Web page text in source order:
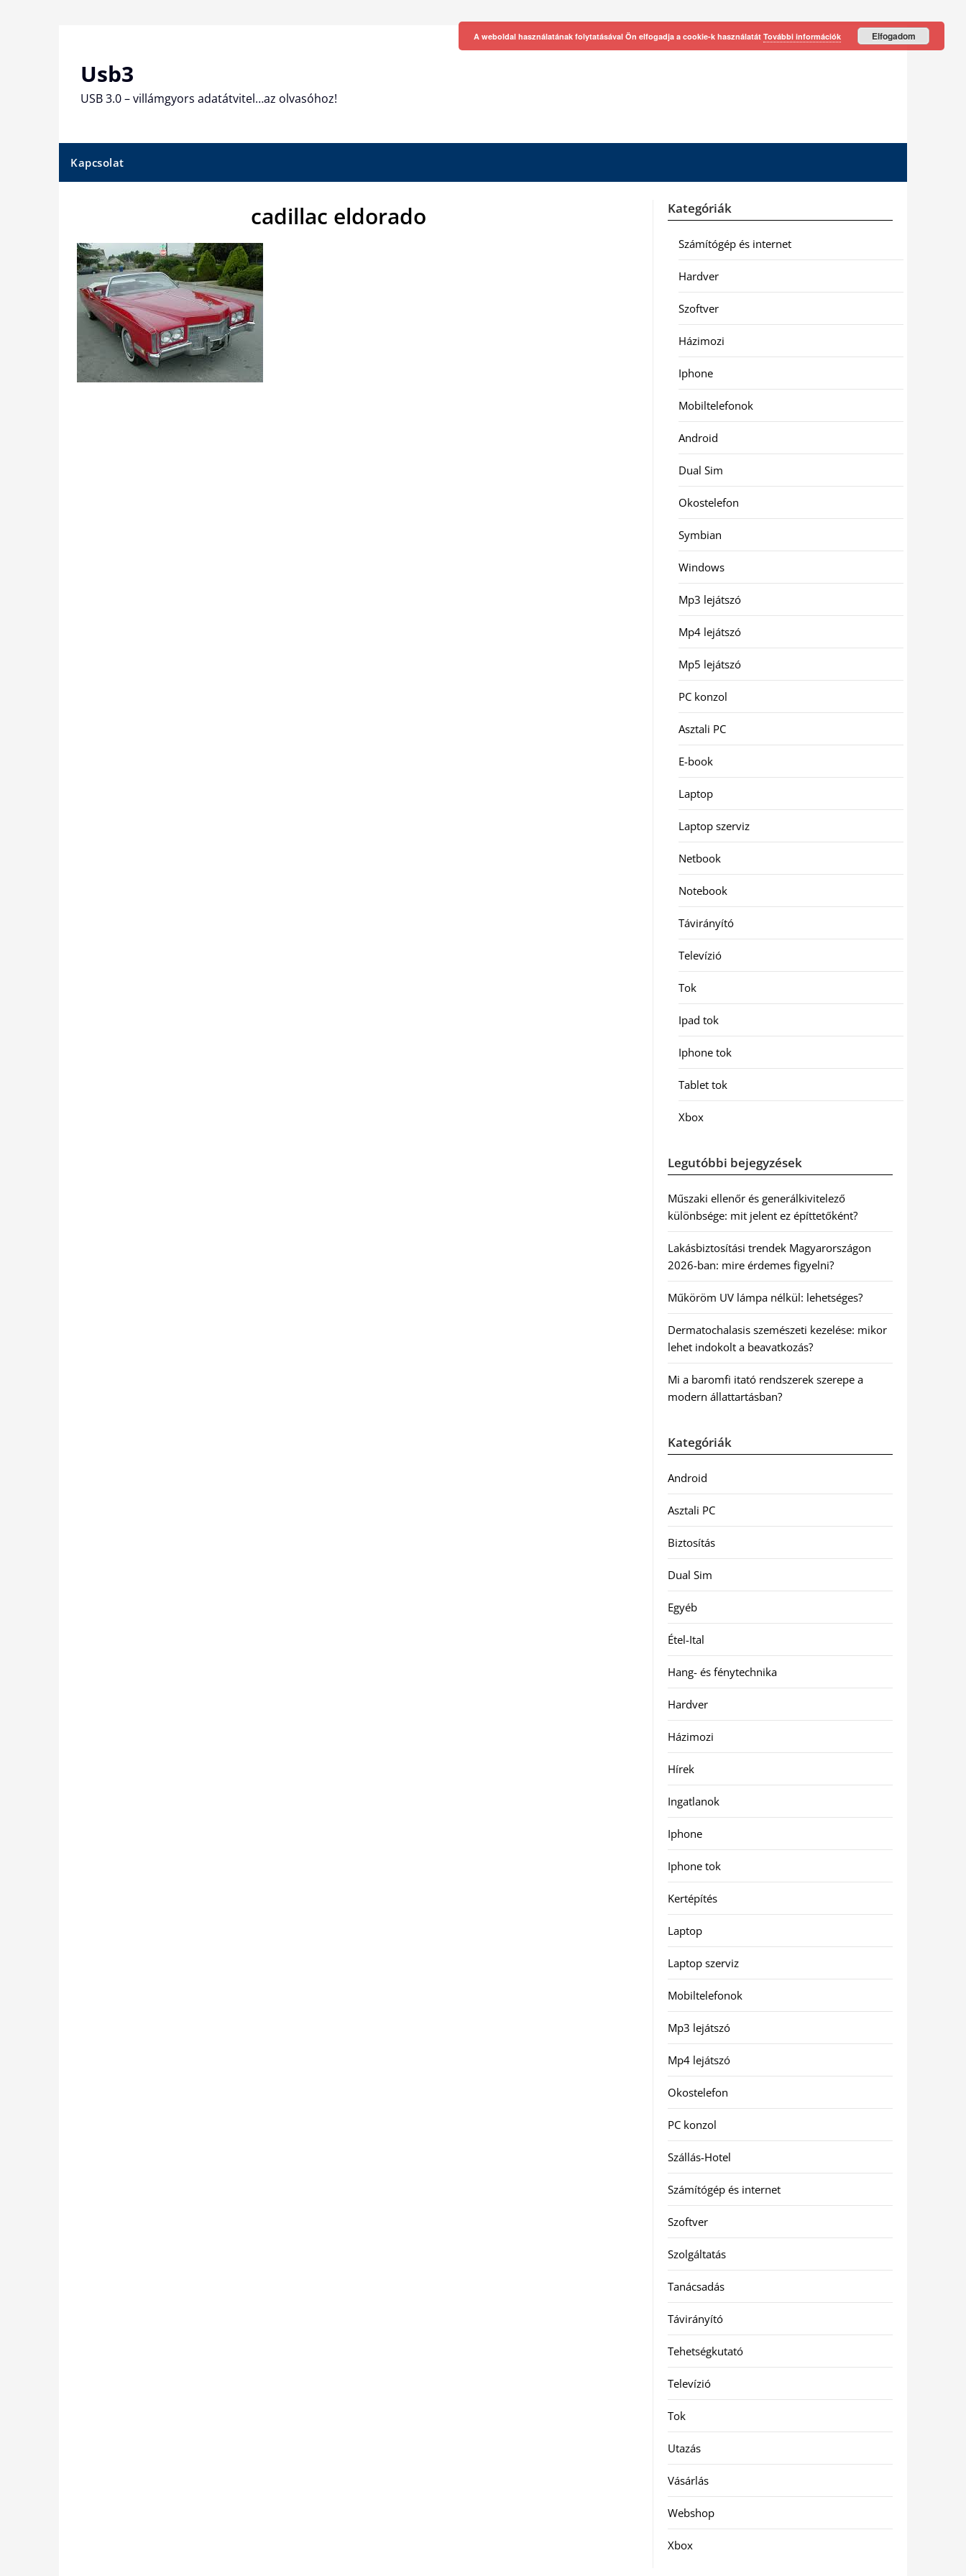
Usb3
USB 3.0 – villámgyors adatátvitel…az olvasóhoz!
Kapcsolat
cadillac eldorado Kategóriák
Számítógép és internet
Hardver
Szoftver
Házimozi
Iphone
Mobiltelefonok
Android
Dual Sim
Okostelefon
Symbian
Windows
Mp3 lejátszó
Mp4 lejátszó
Mp5 lejátszó
PC konzol
Asztali PC
E-book
Laptop
Laptop szerviz
Netbook
Notebook
Távirányító
Televízió
Tok
Ipad tok
Iphone tok
Tablet tok
Xbox
Legutóbbi bejegyzések
Műszaki ellenőr és generálkivitelező
különbsége: mit jelent ez építtetőként?
Lakásbiztosítási trendek Magyarországon
2026-ban: mire érdemes figyelni?
Műköröm UV lámpa nélkül: lehetséges?
Dermatochalasis szemészeti kezelése: mikor
lehet indokolt a beavatkozás?
Mi a baromfi itató rendszerek szerepe a
modern állattartásban?
Kategóriák
Android
Asztali PC
Biztosítás
Dual Sim
Egyéb
Étel-Ital
Hang- és fénytechnika
Hardver
Házimozi
Hírek
Ingatlanok
Iphone
Iphone tok
Kertépítés
Laptop
Laptop szerviz
Mobiltelefonok
Mp3 lejátszó
Mp4 lejátszó
Okostelefon
PC konzol
Szállás-Hotel
Számítógép és internet
Szoftver
Szolgáltatás
Tanácsadás
Távirányító
Tehetségkutató
Televízió
Tok
Utazás
Vásárlás
Webshop
Xbox
A weboldal használatának folytatásával Ön elfogadja a cookie-k használatát További információk Elfogadom